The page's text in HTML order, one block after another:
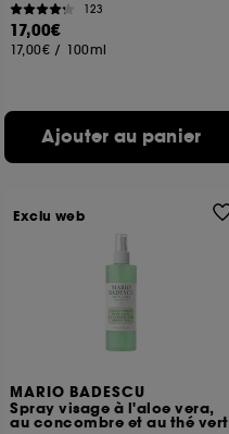
123
17,00€
17,00€ / 100ml
Ajouter au panier
MARIO BADESCU
Spray visage à l'aloe vera,
au concombre et au thé vert
Exclu web